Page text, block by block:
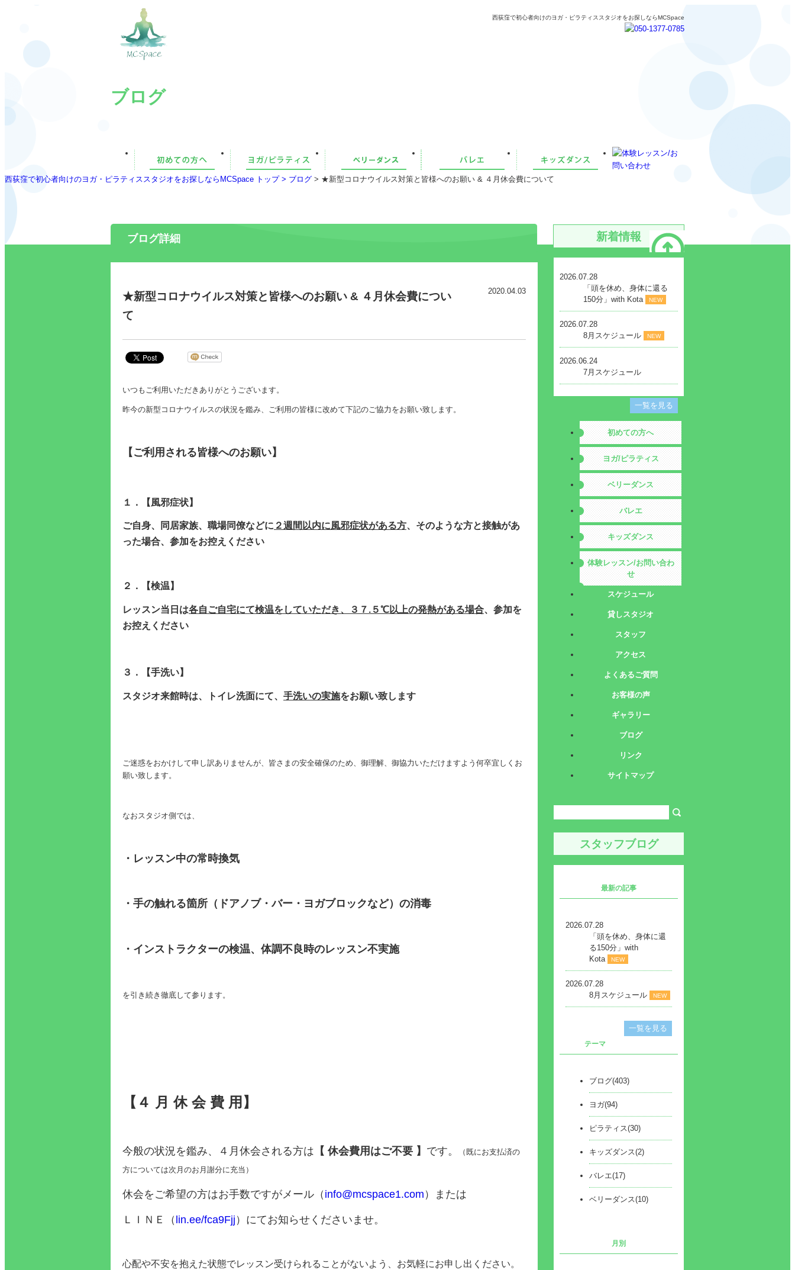
西荻窪で初心者向けのヨガ・ピラティススタジオをお探しならMCSpace
ブログ
西荻窪で初心者向けのヨガ・ピラティススタジオをお探しならMCSpace トップ > ブログ > ★新型コロナウイルス対策と皆様へのお願い & ４月休会費について
ブログ詳細
2020.04.03
★新型コロナウイルス対策と皆様へのお願い & ４月休会費につい
て
いつもご利用いただきありがとうございます。
昨今の新型コロナウイルスの状況を鑑み、ご利用の皆様に改めて下記のご協力をお願い致します。
【ご利用される皆様へのお願い】
１．【風邪症状】
ご自身、同居家族、職場同僚などに ２週間以内に風邪症状がある方、そのような方と接触があ
った場合、参加をお控えください
２．【検温】
レッスン当日は各自ご自宅にて検温をしていただき、３７.５℃以上の発熱がある場合、参加を
お控えください
３．【手洗い】
スタジオ来館時は、トイレ洗面にて、 手洗いの実施をお願い致します
ご迷惑をおかけして申し訳ありませんが、皆さまの安全確保のため、御理解、御協力いただけますよう何卒宜しくお
願い致します。
なおスタジオ側では、
・レッスン中の常時換気
・手の触れる箇所（ドアノブ・バー・ヨガブロックなど）の消毒
・インストラクターの検温、体調不良時のレッスン不実施
を引き続き徹底して参ります。
【４ 月 休 会 費 用】
今般の状況を鑑み、４月休会される方は 【 休会費用はご不要 】 です。
（既にお支払済の
方については次月のお月謝分に充当）
休会をご希望の方はお手数ですがメール（ info@mcspace1.com ）または
ＬＩＮＥ（ lin.ee/fca9Fjj ）にてお知らせくださいませ。
心配や不安を抱えた状態でレッスン受けられることがないよう、お気軽にお申し出ください。
新着情報
2026.07.28
「頭を休め、身体に還る
150分」with Kota
NEW
2026.07.28
8月スケジュール
NEW
2026.06.24
7月スケジュール
一覧を見る
初めての方へ
ヨガ/ピラティス
ベリーダンス
バレエ
キッズダンス
体験レッスン/お問い合わ
せ
スケジュール
貸しスタジオ
スタッフ
アクセス
よくあるご質問
お客様の声
ギャラリー
ブログ
リンク
サイトマップ
スタッフブログ
最新の記事
2026.07.28
「頭を休め、身体に還
る150分」with
Kota
NEW
2026.07.28
8月スケジュール
NEW
一覧を見る
テーマ
ブログ(403)
ヨガ(94)
ピラティス(30)
キッズダンス(2)
バレエ(17)
ベリーダンス(10)
月別